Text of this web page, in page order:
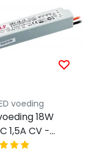
voeding
18W
1,5A CV -
IP67 -